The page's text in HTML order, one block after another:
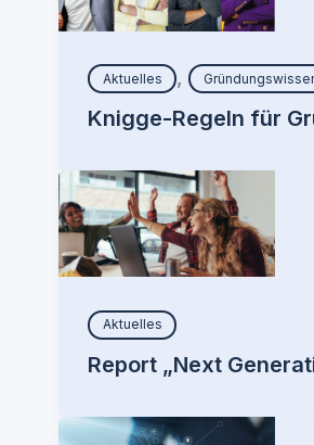
Aktuelles
Knigge-Regeln für
Aktuelles
Report „Next